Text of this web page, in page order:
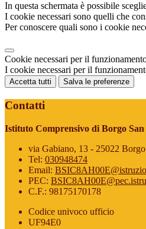
In questa schermata è possibile
I cookie necessari sono quelli che
Per conoscere quali sono i cookie
Cookie necessari per il
I cookie necessari per il
Accetta tutti Salva le preferenze
Contatti
Istituto Comprensivo di Borgo San
via Gabiano, 13 - 25022
Tel: 030948474
Email:
PEC:
C.F.: 98175170178
Codice univoco ufficio
UF94E0